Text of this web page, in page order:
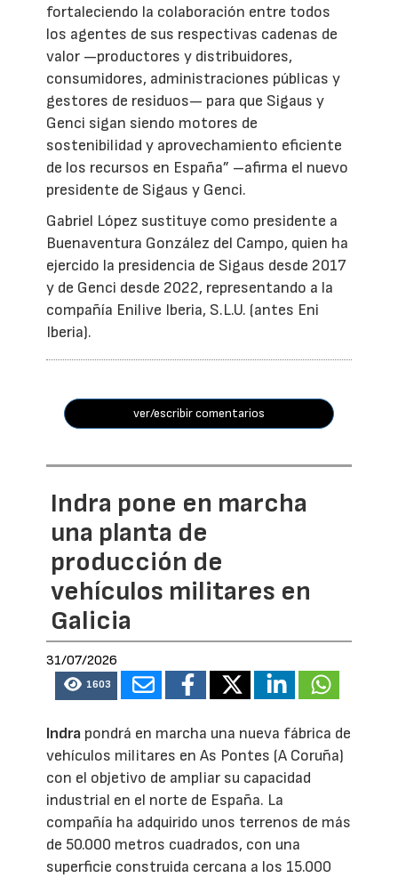
fortaleciendo la colaboración entre todos
los agentes de sus respectivas cadenas de
valor —productores y distribuidores,
consumidores, administraciones públicas y
gestores de residuos— para que Sigaus y
Genci sigan siendo motores de
sostenibilidad y aprovechamiento eficiente
de los recursos en España” –afirma el nuevo
presidente de Sigaus y Genci.
Gabriel López sustituye como presidente a
Buenaventura González del Campo, quien ha
ejercido la presidencia de Sigaus desde 2017
y de Genci desde 2022, representando a la
compañía Enilive Iberia, S.L.U. (antes Eni
Iberia).
ver/escribir comentarios
Indra pone en marcha
una planta de
producción de
vehículos militares en
Galicia
31/07/2026
1603
Indra pondrá en marcha una nueva fábrica de
vehículos militares en As Pontes (A Coruña)
con el objetivo de ampliar su capacidad
industrial en el norte de España. La
compañía ha adquirido unos terrenos de más
de 50.000 metros cuadrados, con una
superficie construida cercana a los 15.000